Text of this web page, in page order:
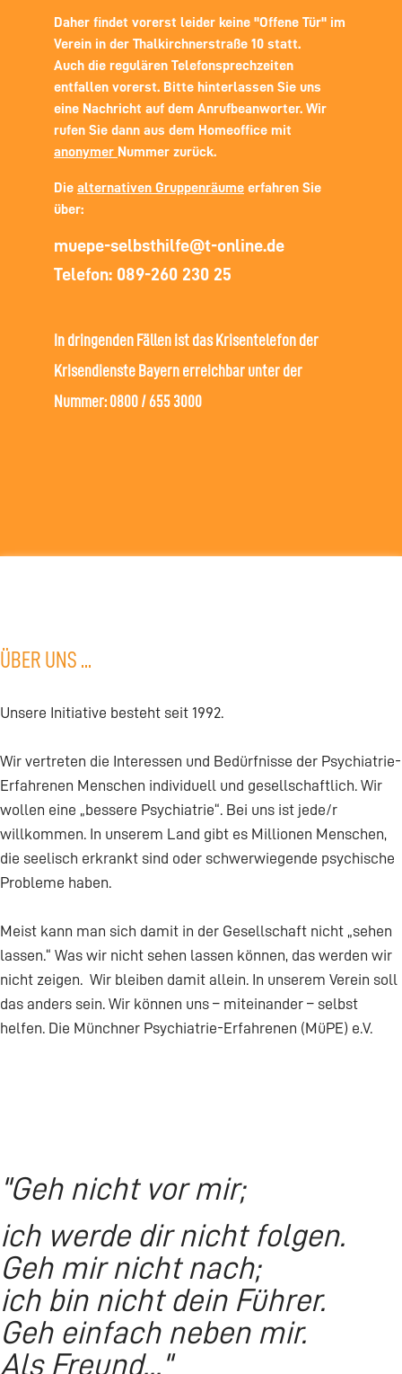
Daher findet vorerst leider keine "Offene Tür" im
Verein in der Thalkirchnerstraße 10 statt.
Auch die regulären Telefonsprechzeiten
entfallen vorerst. Bitte hinterlassen Sie uns
eine Nachricht auf dem Anrufbeanworter. Wir
rufen Sie dann aus dem Homeoffice mit
anonymer Nummer zurück.
Die alternativen Gruppenräume erfahren Sie
über:
muepe-selbsthilfe@t-online.de
Telefon: 089-260 230 25
In dringenden Fällen ist das Krisentelefon der
Krisendienste Bayern erreichbar unter der
Nummer: 0800 / 655 3000
ÜBER UNS ...
Unsere Initiative besteht seit 1992.
Wir vertreten die Interessen und Bedürfnisse der Psychiatrie-
Erfahrenen Menschen individuell und gesellschaftlich. Wir
wollen eine „bessere Psychiatrie“. Bei uns ist jede/r
willkommen. In unserem Land gibt es Millionen Menschen,
die seelisch erkrankt sind oder schwerwiegende psychische
Probleme haben.
Meist kann man sich damit in der Gesellschaft nicht „sehen
lassen.“ Was wir nicht sehen lassen können, das werden wir
nicht zeigen. Wir bleiben damit allein. In unserem Verein soll
das anders sein. Wir können uns – miteinander – selbst
helfen. Die Münchner Psychiatrie-Erfahrenen (MüPE) e.V.
"Geh nicht vor mir;
ich werde dir nicht folgen.
Geh mir nicht nach;
ich bin nicht dein Führer.
Geh einfach neben mir.
Als Freund..."